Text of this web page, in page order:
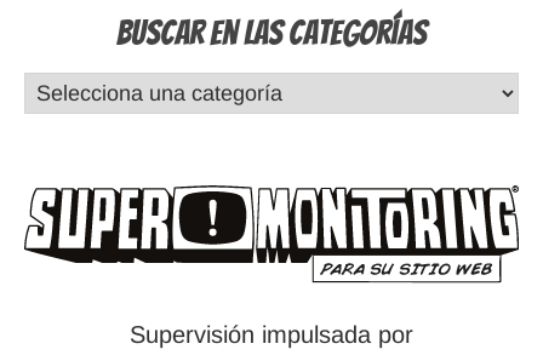
Buscar en las Categorías
Supervisión impulsada por